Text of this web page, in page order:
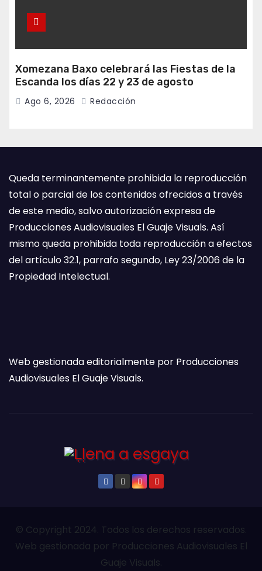
Xomezana Baxo celebrará las Fiestas de la
Escanda los días 22 y 23 de agosto
Ago 6, 2026 Redacción
Queda terminantemente prohibida la reproducción
total o parcial de los contenidos ofrecidos a través
de este medio, salvo autorización expresa de
Producciones Audiovisuales El Guaje Visuals. Así
mismo queda prohibida toda reproducción a efectos
del artículo 32.1, parrafo segundo, Ley 23/2006 de la
Propiedad Intelectual.
Web gestionada editorialmente por Producciones
Audiovisuales El Guaje Visuals.
© Copyright 2024. Todos los derechos reservados.
Web gestionada por Producciones Audiovisuales El
Guaje Visuals.